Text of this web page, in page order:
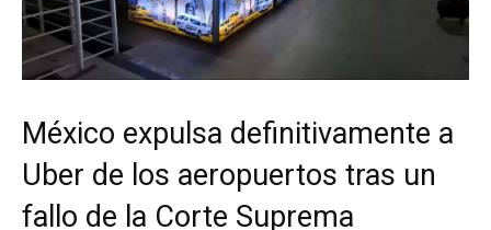
México expulsa definitivamente a
Uber de los aeropuertos tras un
fallo de la Corte Suprema